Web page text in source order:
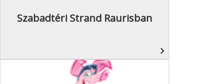
Szabadtéri Strand Raurisban
navigate_next